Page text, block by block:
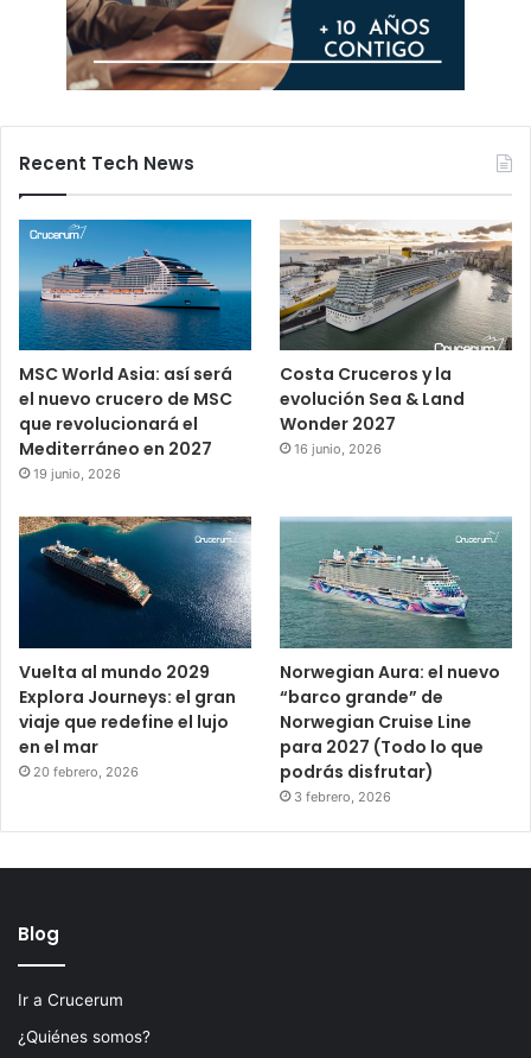
Recent Tech News
MSC World Asia: así será
el nuevo crucero de MSC
que revolucionará el
Mediterráneo en 2027
19 junio, 2026
Costa Cruceros y la
evolución Sea & Land
Wonder 2027
16 junio, 2026
Vuelta al mundo 2029
Explora Journeys: el gran
viaje que redefine el lujo
en el mar
20 febrero, 2026
Norwegian Aura: el nuevo
“barco grande” de
Norwegian Cruise Line
para 2027 (Todo lo que
podrás disfrutar)
3 febrero, 2026
Blog
Ir a Crucerum
¿Quiénes somos?